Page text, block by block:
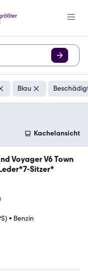
Blau
Kachelansicht
Voyager V6 Town
Sitzer*
• Benzin